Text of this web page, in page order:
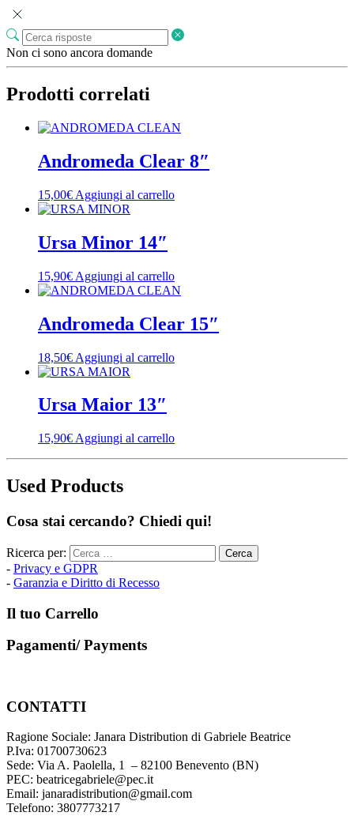
Non ci sono ancora domande
Prodotti correlati
Andromeda Clear 8″
15,00€ Aggiungi al carrello
Ursa Minor 14″
15,90€ Aggiungi al carrello
Andromeda Clear 15″
18,50€ Aggiungi al carrello
Ursa Maior 13″
15,90€ Aggiungi al carrello
Used Products
Cosa stai cercando? Chiedi qui!
Ricerca per:
- Privacy e GDPR
- Garanzia e Diritto di Recesso
Il tuo Carrello
Pagamenti/ Payments
CONTATTI
Ragione Sociale: Janara Distribution di Gabriele Beatrice
P.Iva: 01700730623
Sede: Via A. Paolella, 1 – 82100 Benevento (BN)
PEC: beatricegabriele@pec.it
Email: janaradistribution@gmail.com
Telefono: 3807773217